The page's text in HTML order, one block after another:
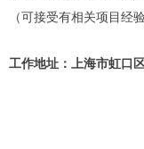
（可接受有相关项目经
工作地址：上海市虹口